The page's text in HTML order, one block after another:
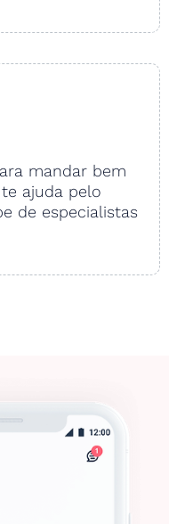
mandar bem
ajuda pelo
de especialistas